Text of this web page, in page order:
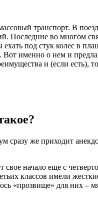
транспорт. В
Последние во многом
ехать под стук колес в
именно о нем и
и (если есть),
сразу же приходит
начало еще с
классов имели
«прозвище» для них –